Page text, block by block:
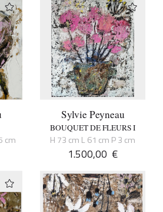
cm
Sylvie Peyneau
BOUQUET DE FLEURS I
H 73 cm L 61 cm P 3 cm
1.500,00 €